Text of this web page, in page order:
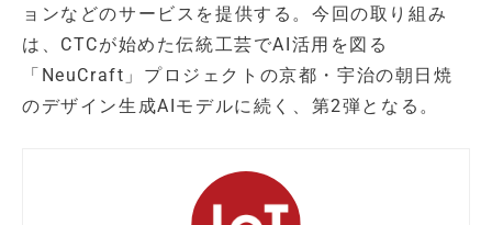
ョンなどのサービスを提供する。今回の取り組み
は、CTCが始めた伝統工芸でAI活用を図る
「NeuCraft」プロジェクトの京都・宇治の朝日焼
のデザイン生成AIモデルに続く、第2弾となる。